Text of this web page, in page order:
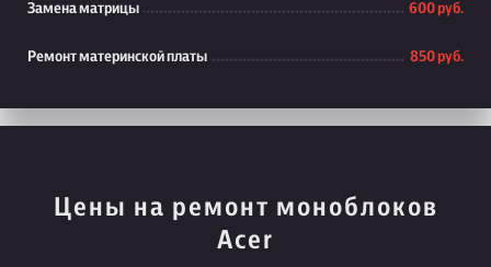
Замена матрицы 600 руб.
Ремонт материнской платы 850 руб.
Цены на ремонт моноблоков
Acer